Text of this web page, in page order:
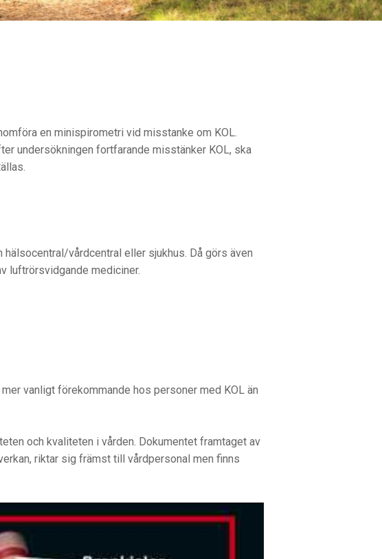
en minispirometri vid misstanke om KOL.
undersökningen fortfarande misstänker KOL, ska
vårdcentral eller sjukhus. Då görs även
luftrörsvidgande mediciner.
vanligt förekommande hos personer med KOL än
och kvaliteten i vården. Dokumentet framtaget av
riktar sig främst till vårdpersonal men finns